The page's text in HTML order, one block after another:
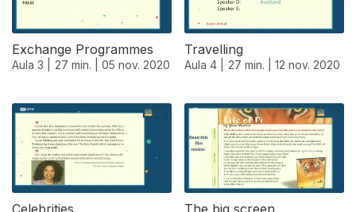
Exchange Programmes
Aula 3 | 27 min. | 05 nov. 2020
Travelling
Aula 4 | 27 min. | 12 nov. 2020